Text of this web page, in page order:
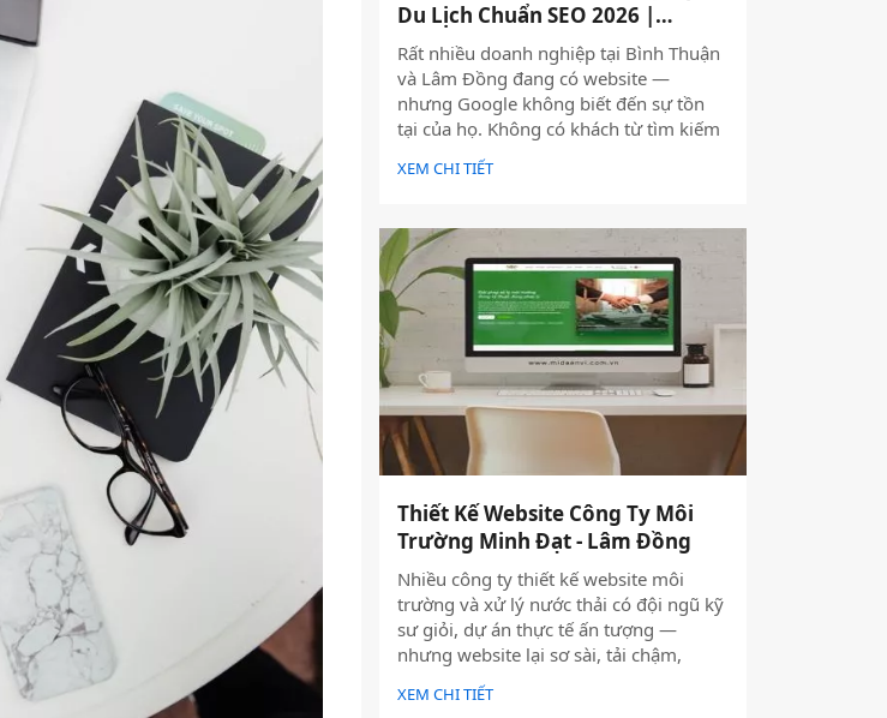
Du Lịch Chuẩn SEO 2026 |
JoyJeep
Rất nhiều doanh nghiệp tại Bình Thuận
và Lâm Đồng đang có website —
nhưng Google không biết đến sự tồn
tại của họ. Không có khách từ tìm kiếm
tự nhiên, mọi nỗ lực xây dựng nội dung
đều trở nên vô nghĩa. Vấn đề không
quảng cáo — mà nằm ngay ở nền tảng:
website chưa được thiết kế chuẩn SEO
2026 từ đầu.
XEM CHI TIẾT
Thiết Kế Website Công Ty Môi
Trường Minh Đạt - Lâm Đồng
Nhiều công ty thiết kế website môi
trường và xử lý nước thải có đội ngũ kỹ
sư giỏi, dự án thực tế ấn tượng —
nhưng website lại sơ sài, tải chậm,
không có trên Google. Hệ quả là hợp
đồng B2B bị đối thủ có website chuyên
XEM CHI TIẾT